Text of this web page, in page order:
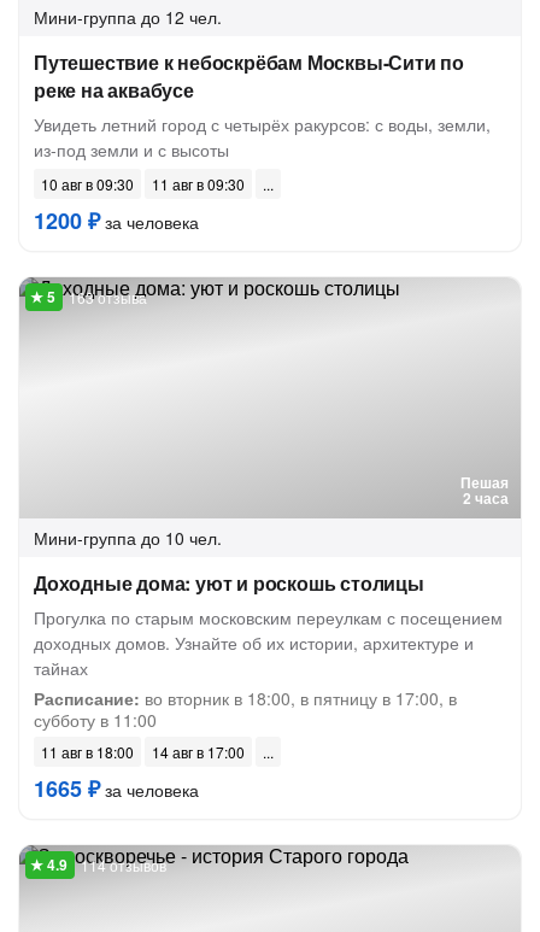
Мини-группа до 12 чел.
Путешествие к небоскрёбам Москвы-Сити по
реке на аквабусе
Увидеть летний город с четырёх ракурсов: с воды, земли,
из-под земли и с высоты
10 авг в 09:30 11 авг в 09:30
1200 ₽за человека
Пешая
2 часа
163 отзыва
Мини-группа до 10 чел.
Доходные дома: уют и роскошь столицы
Прогулка по старым московским переулкам с посещением
доходных домов. Узнайте об их истории, архитектуре и
тайнах
Расписание: во вторник в 18:00, в пятницу в 17:00, в
субботу в 11:00
11 авг в 18:00 14 авг в 17:00
1665 ₽за человека
114 отзывов